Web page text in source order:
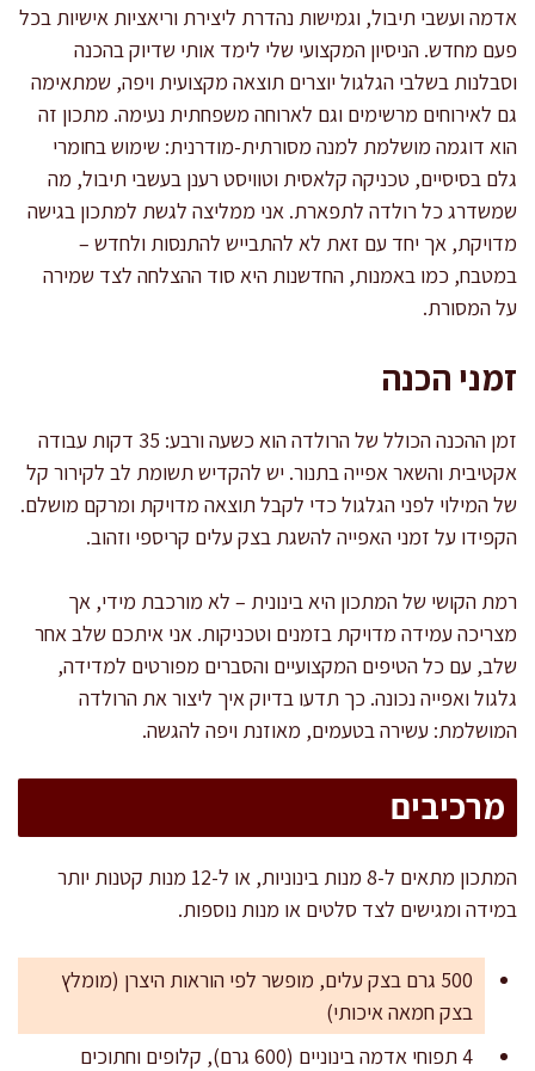
אדמה ועשבי תיבול, וגמישות נהדרת ליצירת וריאציות אישיות בכל
פעם מחדש. הניסיון המקצועי שלי לימד אותי שדיוק בהכנה
וסבלנות בשלבי הגלגול יוצרים תוצאה מקצועית ויפה, שמתאימה
גם לאירוחים מרשימים וגם לארוחה משפחתית נעימה. מתכון זה
הוא דוגמה מושלמת למנה מסורתית-מודרנית: שימוש בחומרי
גלם בסיסיים, טכניקה קלאסית וטוויסט רענן בעשבי תיבול, מה
שמשדרג כל רולדה לתפארת. אני ממליצה לגשת למתכון בגישה
מדויקת, אך יחד עם זאת לא להתבייש להתנסות ולחדש –
במטבח, כמו באמנות, החדשנות היא סוד ההצלחה לצד שמירה
על המסורת.
זמני הכנה
זמן ההכנה הכולל של הרולדה הוא כשעה ורבע: 35 דקות עבודה
אקטיבית והשאר אפייה בתנור. יש להקדיש תשומת לב לקירור קל
של המילוי לפני הגלגול כדי לקבל תוצאה מדויקת ומרקם מושלם.
הקפידו על זמני האפייה להשגת בצק עלים קריספי וזהוב.
רמת הקושי של המתכון היא בינונית – לא מורכבת מידי, אך
מצריכה עמידה מדויקת בזמנים וטכניקות. אני איתכם שלב אחר
שלב, עם כל הטיפים המקצועיים והסברים מפורטים למדידה,
גלגול ואפייה נכונה. כך תדעו בדיוק איך ליצור את הרולדה
המושלמת: עשירה בטעמים, מאוזנת ויפה להגשה.
מרכיבים
המתכון מתאים ל-8 מנות בינוניות, או ל-12 מנות קטנות יותר
במידה ומגישים לצד סלטים או מנות נוספות.
500 גרם בצק עלים, מופשר לפי הוראות היצרן (מומלץ
בצק חמאה איכותי)
4 תפוחי אדמה בינוניים (600 גרם), קלופים וחתוכים